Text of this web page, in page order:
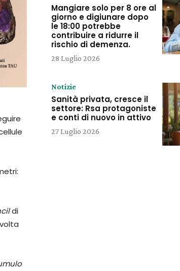
di
Mangiare solo per 8 ore al
giorno e digiunare dopo
le 18:00 potrebbe
contribuire a ridurre il
rischio di demenza.
28 Luglio 2026
Notizie
Sanità privata, cresce il
settore: Rsa protagoniste
e conti di nuovo in attivo
27 Luglio 2026